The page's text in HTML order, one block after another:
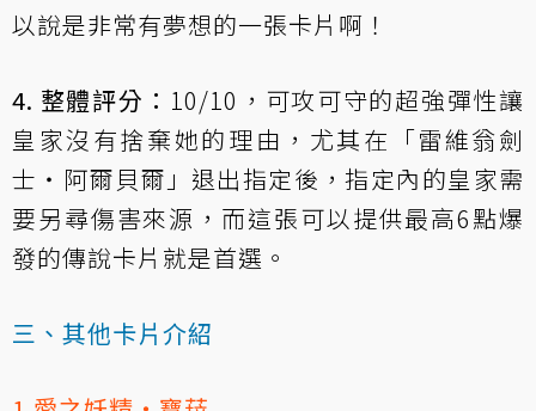
以說是非常有夢想的一張卡片啊！
4. 整體評分： 10/10，可攻可守的超強彈性讓
皇家沒有捨棄她的理由，尤其在「雷維翁劍
士‧阿爾貝爾 」退出指定後，指定內的皇家需
要另尋傷害來源，而這張可以提供最高6點爆
發的傳說卡片就是首選。
三、其他卡片介紹